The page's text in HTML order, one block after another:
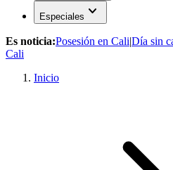
Especiales expand_more
Es noticia:Posesión en Cali|Día sin
Cali
Inicio